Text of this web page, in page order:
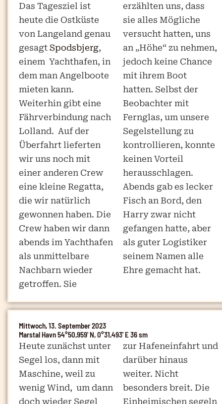
Das Tagesziel ist
heute die Ostküste
von Langeland genau
gesagt Spodsbjerg,
einem Yachthafen, in
dem man Angelboote
mieten kann.
Weiterhin gibt eine
Fährverbindung nach
Lolland. Auf der
Überfahrt lieferten
wir uns noch mit
einer anderen Crew
eine kleine Regatta,
die wir natürlich
gewonnen haben. Die
Crew haben wir dann
abends im Yachthafen
als unmittelbare
Nachbarn wieder
getroffen. Sie
erzählten uns, dass
sie alles Mögliche
versucht hatten, uns
an „Höhe“ zu nehmen,
jedoch keine Chance
mit ihrem Boot
hatten. Selbst der
Beobachter mit
Fernglas, um unsere
Segelstellung zu
kontrollieren, konnte
keinen Vorteil
herausschlagen.
Abends gab es lecker
Fisch an Bord, den
Harry zwar nicht
gefangen hatte, aber
als guter Logistiker
seinem Namen alle
Ehre gemacht hat.
Mittwoch, 13. September 2023
Marstal Havn 54°50,959' N, 0°31,493' E 36 sm
Heute zunächst unter
Segel los, dann mit
Maschine, weil zu
wenig Wind, um dann
doch wieder Segel
zur Hafeneinfahrt und
darüber hinaus
weiter. Nicht
besonders breit. Die
Einheimischen segeln